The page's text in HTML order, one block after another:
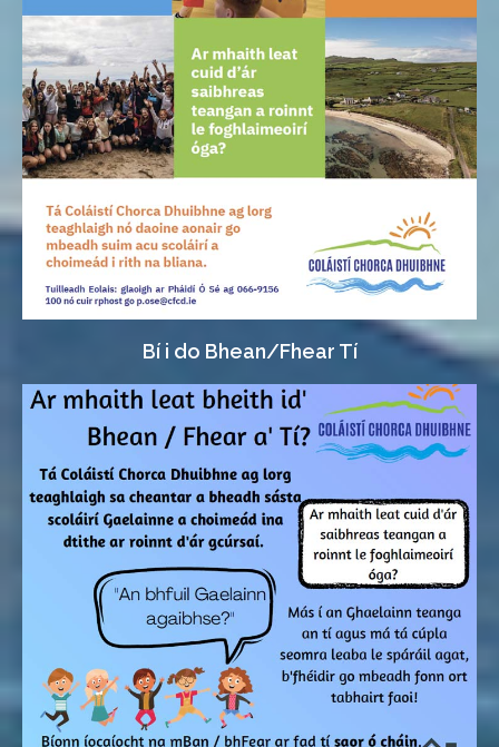
FOSTAÍOCHT
EOLAS DO THUISMITHEOIRÍ
LIOSTA NA GCÚRSAÍ
Bí i do Bhean/Fhear Tí